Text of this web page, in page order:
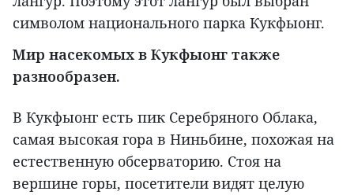
символом национального парка Кукфыонг.
Мир насекомых в Кукфыонг также
разнообразен.
В Кукфыонг есть пик Серебряного Облака,
самая высокая гора в Ниньбине, похожая на
естественную обсерваторию. Стоя на
вершине горы, посетители видят целую